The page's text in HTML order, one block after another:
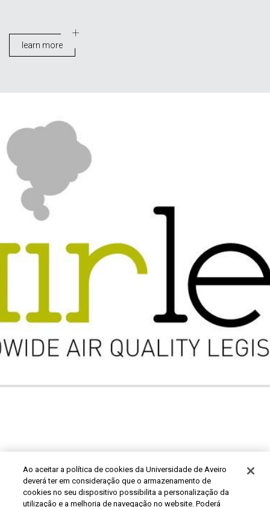
learn more
Ao aceitar a política de cookies da Universidade de Aveiro
deverá ter em consideração que o armazenamento de
cookies no seu dispositivo possibilita a personalização da
utilização e a melhoria de navegação no website. Poderá